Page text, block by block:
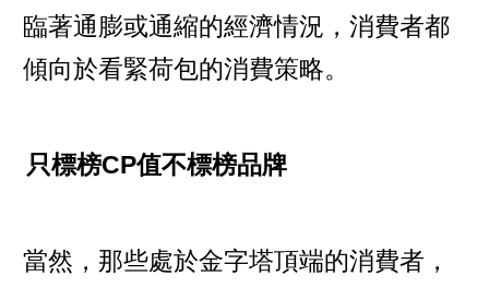
臨著通膨或通縮的經濟情況，消費者都
傾向於看緊荷包的消費策略。
只標榜CP值不標榜品牌
當然，那些處於金字塔頂端的消費者，